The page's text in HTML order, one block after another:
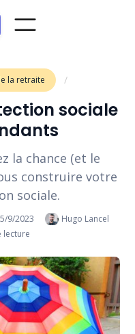
la retraite /
sociale
la chance (et le
construire votre
sociale.
9/2023
Hugo Lancel
lecture